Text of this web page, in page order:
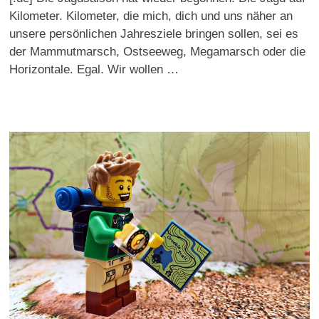
Kilometer. Kilometer, die mich, dich und uns näher an
unsere persönlichen Jahresziele bringen sollen, sei es
der Mammutmarsch, Ostseeweg, Megamarsch oder die
Horizontale. Egal. Wir wollen …